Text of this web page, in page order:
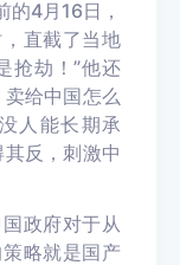
的4月16日，
直截了当地
抢劫！”他还
给中国怎么
人能长期承
反，刺激中
政府对于从
略就是国产